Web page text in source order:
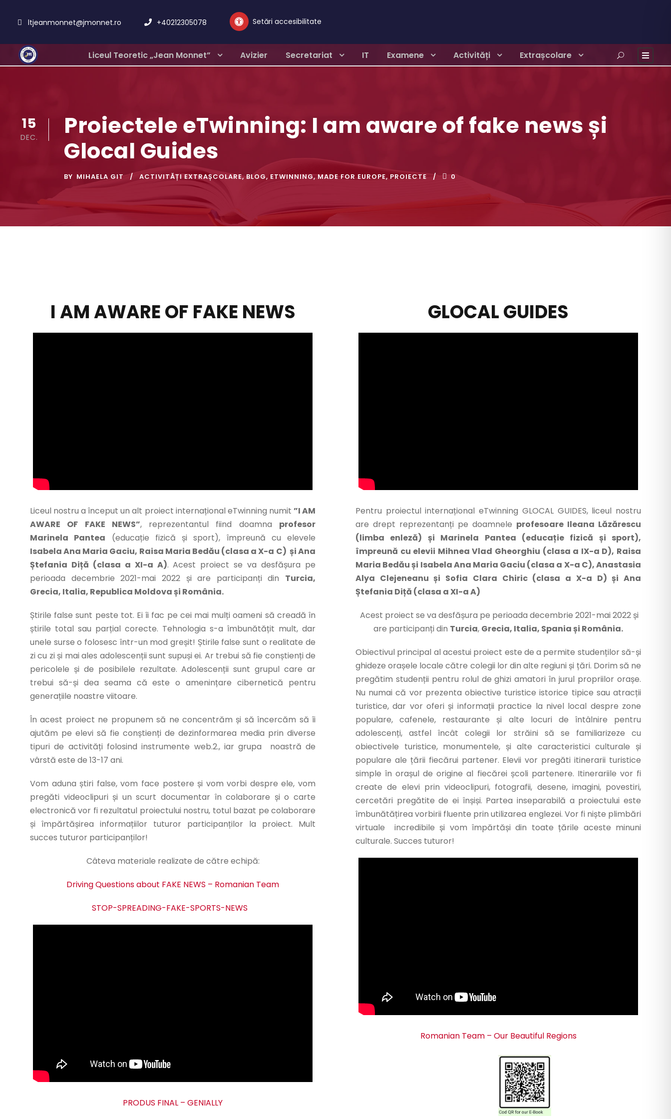
ltjeanmonnet@jmonnet.ro +40212305078 Setări accesibilitate
Liceul Teoretic „Jean Monnet” Avizier Secretariat IT Examene Activități Extrașcolare
15
DEC.
Proiectele eTwinning: I am aware of fake news și
Glocal Guides
BY MIHAELA GIT ACTIVITĂȚI EXTRAȘCOLARE, BLOG, ETWINNING, MADE FOR EUROPE, PROIECTE 0
I AM AWARE OF FAKE NEWS
Liceul nostru a început un alt proiect internațional eTwinning numit ”I AM
AWARE OF FAKE NEWS”, reprezentantul fiind doamna profesor
Marinela Pantea (educație fizică și sport), împreună cu elevele
Isabela Ana Maria Gaciu, Raisa Maria Bedău (clasa a X-a C) și Ana
Ștefania Diță (clasa a XI-a A). Acest proiect se va desfășura pe
perioada decembrie 2021-mai 2022 și are participanți din Turcia,
Grecia, Italia, Republica Moldova și România.
Știrile false sunt peste tot. Ei îi fac pe cei mai mulți oameni să creadă în
știrile total sau parțial corecte. Tehnologia s-a îmbunătățit mult, dar
unele surse o folosesc într-un mod greșit! Știrile false sunt o realitate de
zi cu zi și mai ales adolescenții sunt supuși ei. Ar trebui să fie conștienți de
pericolele și de posibilele rezultate. Adolescenții sunt grupul care ar
trebui să-și dea seama că este o amenințare cibernetică pentru
generațiile noastre viitoare.
În acest proiect ne propunem să ne concentrăm și să încercăm să îi
ajutăm pe elevi să fie conștienți de dezinformarea media prin diverse
tipuri de activități folosind instrumente web.2., iar grupa noastră de
vârstă este de 13-17 ani.
Vom aduna știri false, vom face postere și vom vorbi despre ele, vom
pregăti videoclipuri și un scurt documentar în colaborare și o carte
electronică vor fi rezultatul proiectului nostru, totul bazat pe colaborare
și împărtășirea informațiilor tuturor participanților la proiect. Mult
succes tuturor participanților!
Câteva materiale realizate de către echipă:
Driving Questions about FAKE NEWS – Romanian Team
STOP-SPREADING-FAKE-SPORTS-NEWS
PRODUS FINAL – GENIALLY
GLOCAL GUIDES
Pentru proiectul internațional eTwinning GLOCAL GUIDES, liceul nostru
are drept reprezentanți pe doamnele profesoare Ileana Lăzărescu
(limba enleză) și Marinela Pantea (educație fizică și sport),
împreună cu elevii Mihnea Vlad Gheorghiu (clasa a IX-a D), Raisa
Maria Bedău și Isabela Ana Maria Gaciu (clasa a X-a C), Anastasia
Alya Clejeneanu și Sofia Clara Chiric (clasa a X-a D) și Ana
Ștefania Diță (clasa a XI-a A)
Acest proiect se va desfășura pe perioada decembrie 2021-mai 2022 și
are participanți din Turcia, Grecia, Italia, Spania și România.
Obiectivul principal al acestui proiect este de a permite studenților să-și
ghideze orașele locale către colegii lor din alte regiuni și țări. Dorim să ne
pregătim studenții pentru rolul de ghizi amatori în jurul propriilor orașe.
Nu numai că vor prezenta obiective turistice istorice tipice sau atracții
turistice, dar vor oferi și informații practice la nivel local despre zone
populare, cafenele, restaurante și alte locuri de întâlnire pentru
adolescenți, astfel încât colegii lor străini să se familiarizeze cu
obiectivele turistice, monumentele, și alte caracteristici culturale și
populare ale țării fiecărui partener. Elevii vor pregăti itinerarii turistice
simple în orașul de origine al fiecărei școli partenere. Itinerariile vor fi
create de elevi prin videoclipuri, fotografii, desene, imagini, povestiri,
cercetări pregătite de ei înșiși. Partea inseparabilă a proiectului este
îmbunătățirea vorbirii fluente prin utilizarea englezei. Vor fi niște plimbări
virtuale incredibile și vom împărtăși din toate țările aceste minuni
culturale. Succes tuturor!
Romanian Team – Our Beautiful Regions